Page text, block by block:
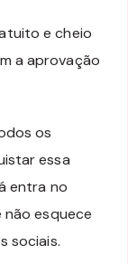
e cheio
a aprovação
os
essa
entra no
esquece
sociais.